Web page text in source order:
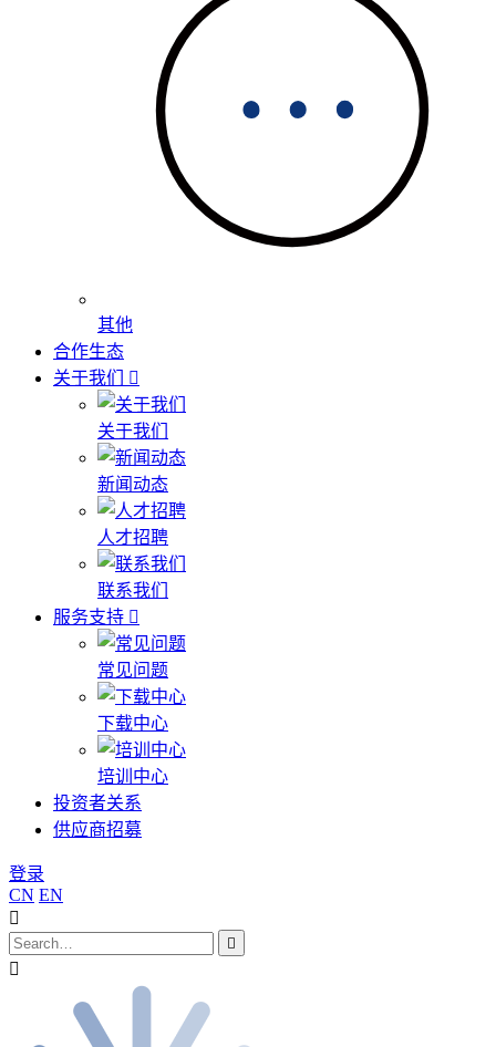
其他
合作生态
关于我们
关于我们
新闻动态
人才招聘
联系我们
服务支持
常见问题
下载中心
培训中心
投资者关系
供应商招募
登录
CN EN